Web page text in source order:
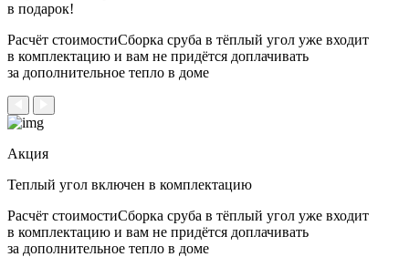
в подарок!
Расчёт стоимостиСборка сруба в тёплый угол уже входит
в комплектацию и вам не придётся доплачивать
за дополнительное тепло в доме
Акция
Теплый угол включен в комплектацию
Расчёт стоимостиСборка сруба в тёплый угол уже входит
в комплектацию и вам не придётся доплачивать
за дополнительное тепло в доме